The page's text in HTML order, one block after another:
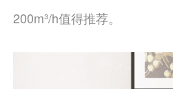
200m³/h值得推荐。